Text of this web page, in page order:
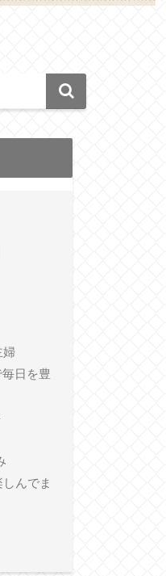
婦
日を豊
んでま